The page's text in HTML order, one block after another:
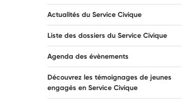
Actualités du Service Civique
Liste des dossiers du Service Civique
Agenda des évènements
Découvrez les témoignages de jeunes
engagés en Service Civique